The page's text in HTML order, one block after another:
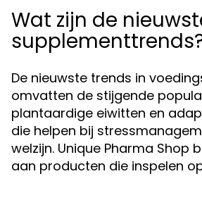
Wat zijn de
De nieuwste trends in
omvatten de stijgende
plantaardige eiwitten en
die helpen bij
welzijn. Unique Pharma Shop
aan producten die inspelen